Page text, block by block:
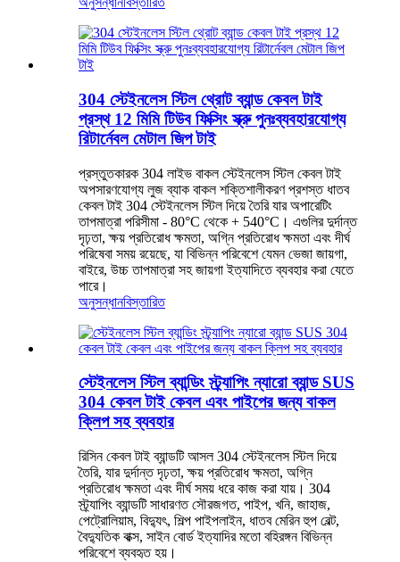
304 স্টেইনলেস স্টিল থ্রোট ব্যান্ড কেবল টাই
প্রস্থ 12 মিমি টিউব ফিক্সিং স্ক্রু পুনঃব্যবহারযোগ্য
রিটার্নেবল মেটাল জিপ টাই
প্রস্তুতকারক 304 লাইভ বাকল স্টেইনলেস স্টিল কেবল টাই
অপসারণযোগ্য লুজ ব্যাক বাকল শক্তিশালীকরণ প্রশস্ত ধাতব
কেবল টাই 304 স্টেইনলেস স্টিল দিয়ে তৈরি যার অপারেটিং
তাপমাত্রা পরিসীমা - 80°C থেকে + 540°C। এগুলির দুর্দান্ত
দৃঢ়তা, ক্ষয় প্রতিরোধ ক্ষমতা, অগ্নি প্রতিরোধ ক্ষমতা এবং দীর্ঘ
পরিষেবা সময় রয়েছে, যা বিভিন্ন পরিবেশে যেমন ভেজা জায়গা,
বাইরে, উচ্চ তাপমাত্রা সহ জায়গা ইত্যাদিতে ব্যবহার করা যেতে
পারে।
অনুসন্ধানবিস্তারিত
স্টেইনলেস স্টিল ব্যান্ডিং স্ট্র্যাপিং ন্যারো ব্যান্ড SUS
304 কেবল টাই কেবল এবং পাইপের জন্য বাকল
ক্লিপ সহ ব্যবহার
রিসিন কেবল টাই ব্যান্ডটি আসল 304 স্টেইনলেস স্টিল দিয়ে
তৈরি, যার দুর্দান্ত দৃঢ়তা, ক্ষয় প্রতিরোধ ক্ষমতা, অগ্নি
প্রতিরোধ ক্ষমতা এবং দীর্ঘ সময় ধরে কাজ করা যায়। 304
স্ট্র্যাপিং ব্যান্ডটি সাধারণত সৌরজগত, পাইপ, খনি, জাহাজ,
পেট্রোলিয়াম, বিদ্যুৎ, শিল্প পাইপলাইন, ধাতব মেরিন হুপ বেল্ট,
বৈদ্যুতিক বাক্স, সাইন বোর্ড ইত্যাদির মতো বহিরঙ্গন বিভিন্ন
পরিবেশে ব্যবহৃত হয়।